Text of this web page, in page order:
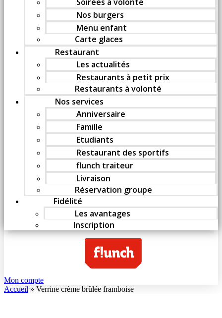
Nos burgers
Menu enfant
Carte glaces
Restaurant
Les actualités
Restaurants à petit prix
Restaurants à volonté
Nos services
Anniversaire
Famille
Etudiants
Restaurant des sportifs
flunch traiteur
Livraison
Réservation groupe
Fidélité
Les avantages
Inscription
Mon compte
Accueil » Verrine crème brûlée framboise